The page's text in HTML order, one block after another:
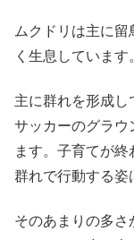
ムクドリは主に
く生息しています
主に群れを形成
サッカーのグラウ
ます。子育てが
群れで行動する姿
そのあまりの多さ